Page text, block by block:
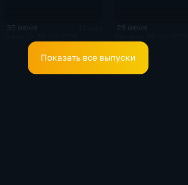
30 июня 29 июня
Показать все выпуски